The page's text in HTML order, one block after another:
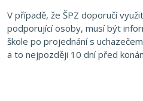
V případě, že ŠPZ doporučí
podporující osoby, musí být
škole po projednání s
a to nejpozději 10 dní před